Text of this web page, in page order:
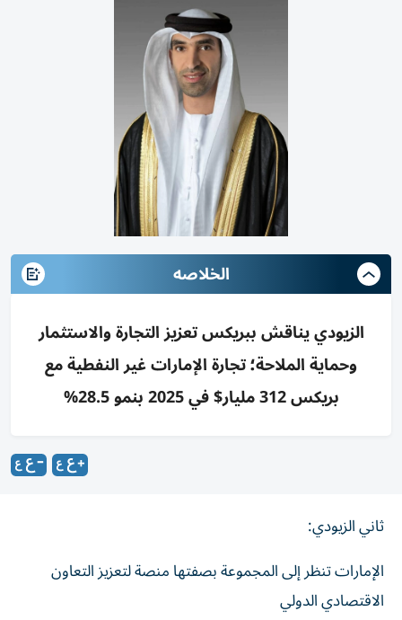
الخلاصه
الزيودي يناقش ببريكس تعزيز التجارة والاستثمار
وحماية الملاحة؛ تجارة الإمارات غير النفطية مع
بريكس 312 مليار$ في 2025 بنمو 28.5%
ثاني الزيودي:
الإمارات تنظر إلى المجموعة بصفتها منصة لتعزيز التعاون
الاقتصادي الدولي